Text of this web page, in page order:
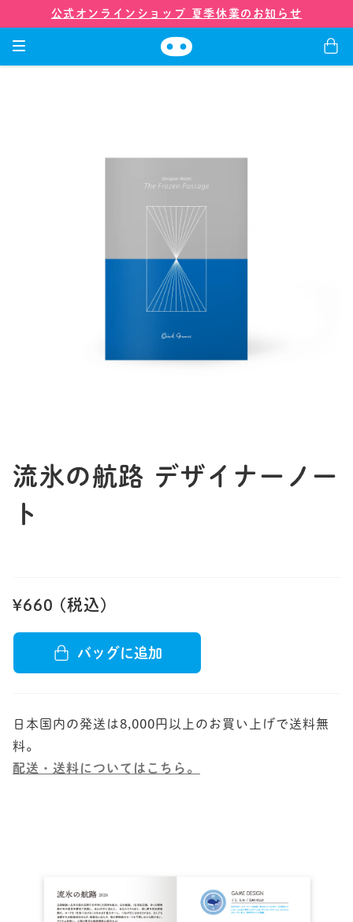
公式オンラインショップ 夏季休業のお知らせ
流氷の航路 デザイナーノー
ト
¥660 (税込)
バッグに追加
日本国内の発送は8,000円以上のお買い上げで送料無
配送・送料についてはこちら。
グッズ
会社紹介
店舗
ニュース